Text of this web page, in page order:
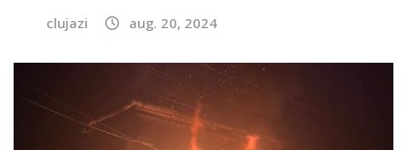
clujazi aug. 20, 2024